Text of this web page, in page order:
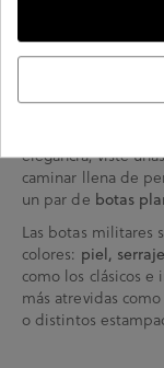
perfecta para
elegancia, viste
caminar llena de
un par de botas
Las botas militares
colores: piel,
como los clásicos e
más atrevidas como
o distintos